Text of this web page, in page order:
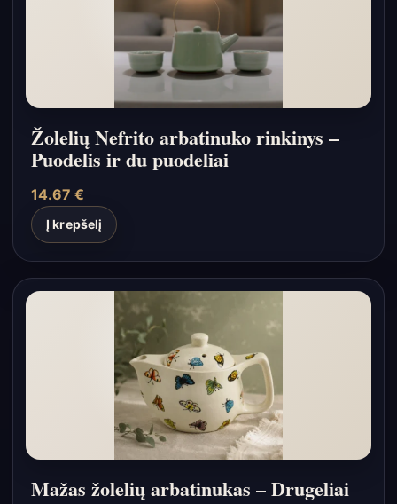
Žolelių Nefrito arbatinuko rinkinys –
Puodelis ir du puodeliai
14.67 €
Į krepšelį
Mažas žolelių arbatinukas – Drugeliai